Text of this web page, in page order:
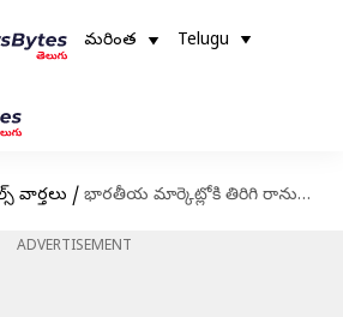
మరింత Telugu
వార్తలు / భారతీయ మార్కెట్లోకి తిరిగి రానున్న బజాజ్ పల్సర్ 220 F ప్రారంభమైన బుకింగ్స్
ADVERTISEMENT